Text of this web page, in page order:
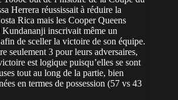
Herrera réussissait à réduire la
Rica mais les Cooper Queens
inscrivait même un
de sceller la victoire de son équipe.
seulement 3 pour leurs adversaires,
est logique puisqu’elles se sont
tout au long de la partie, bien
en termes de possession (57 vs 43